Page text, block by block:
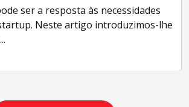
ser a resposta às necessidades
Neste artigo introduzimos-lhe